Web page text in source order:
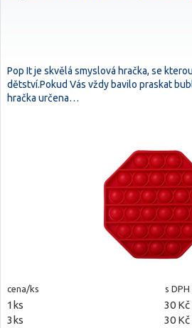
Pop It je skvělá smyslová hračka, se
dětství.Pokud Vás vždy bavilo praskat
hračka určena…
cena/ks s DPH
1ks 30 Kč
3ks
30 Kč